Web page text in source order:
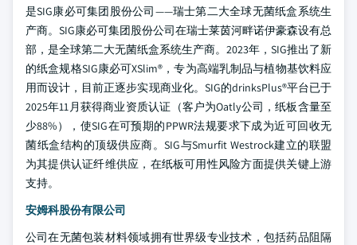
是SIG康必可集团股份公司——瑞士第二大全球无菌纸盒系统生
产商。SIG康必可集团股份公司在瑞士莱茵河畔诺伊豪森设有总
部，是全球第二大无菌纸盒系统生产商。2023年，SIG推出了新
的纸盒规格SIG康必可XSlim®，专为高端乳制品与植物基饮料应
用而设计，目前正逐步实现商业化。SIG的drinksPlus®平台已于
2025年11月获得商业资质认证（客户为Oatly公司，纸板含量至
少88%），使SIG在可预期的PPWR法规要求下成为近可回收无
菌纸盒结构的顶级供应商。SIG与Smurfit Westrock建立的联盟
为其提供认证纤维供应，在纸板可用性风险方面提供关键上游
支持。
安姆科股份有限公司
公司在无菌包装材料领域拥有世界级专业技术，包括药品阻隔